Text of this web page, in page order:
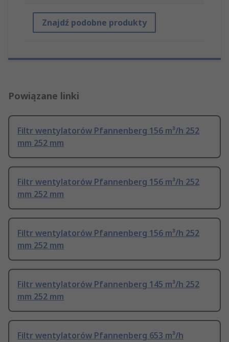
Znajdź podobne produkty
Powiązane linki
Filtr wentylatorów Pfannenberg 156 m³/h 252
mm 252 mm
Filtr wentylatorów Pfannenberg 156 m³/h 252
mm 252 mm
Filtr wentylatorów Pfannenberg 156 m³/h 252
mm 252 mm
Filtr wentylatorów Pfannenberg 145 m³/h 252
mm 252 mm
Filtr wentylatorów Pfannenberg 653 m³/h